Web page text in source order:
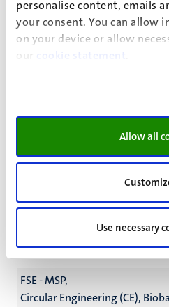
personalise content, emails
your consent. You can allow
on your device or allow
our
cookie statement
Allow all
Use necessary
FSE - DACS
Wendy Brandt
+31 43 388 3454
FSE - EDLAB
FSE - MSP,
Circular Engineering (CE),